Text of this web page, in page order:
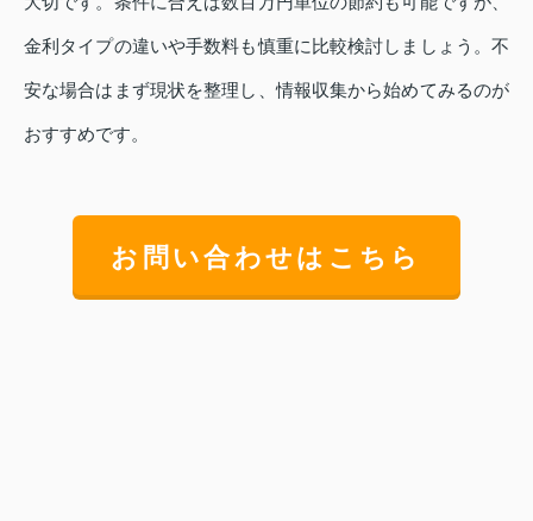
金利タイプの違いや手数料も慎重に比較検討しましょう。不
安な場合はまず現状を整理し、情報収集から始めてみるのが
おすすめです。
お問い合わせはこちら